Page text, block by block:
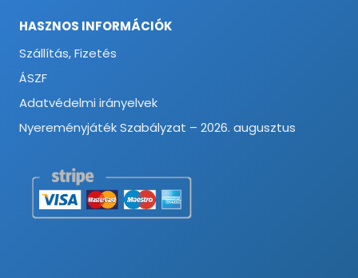
HASZNOS INFORMÁCIÓK
Szállítás, Fizetés
ÁSZF
Adatvédelmi irányelvek
Nyereményjáték Szabályzat – 2026. augusztus